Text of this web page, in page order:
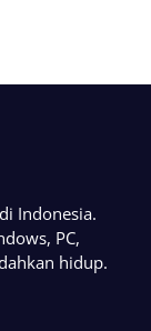
Indonesia.
PC,
hidup.